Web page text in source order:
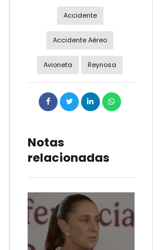
Accidente
Accidente Aéreo
Avioneta Reynosa
Notas
relacionadas